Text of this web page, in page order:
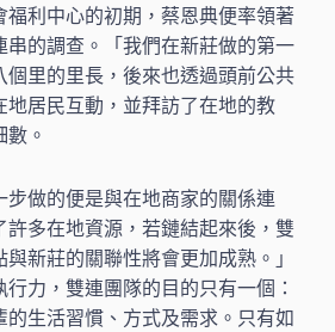
福利中心的初期，蔡恩典便率領著
串的調查。「我們在新莊做的第一
個里的里長，後來也透過頭前公共
地居民互動，並拜訪了在地的教
。
步做的便是與在地商家的關係連
許多在地資源，若鏈結起來後，雙
新莊的關聯性將會更加成熟。」
力，雙連團隊的目的只有一個：
生活習慣、方式及需求。只有如